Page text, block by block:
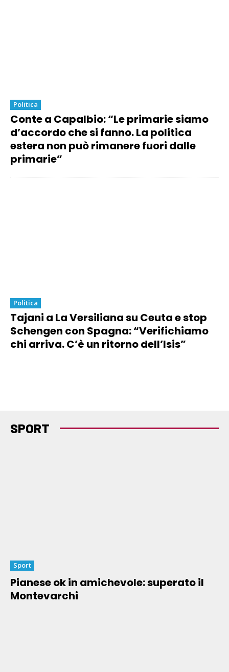
Politica
Conte a Capalbio: “Le primarie siamo
d’accordo che si fanno. La politica
estera non può rimanere fuori dalle
primarie”
Politica
Tajani a La Versiliana su Ceuta e stop
Schengen con Spagna: “Verifichiamo
chi arriva. C’è un ritorno dell’Isis”
SPORT
Sport
Pianese ok in amichevole: superato il
Montevarchi